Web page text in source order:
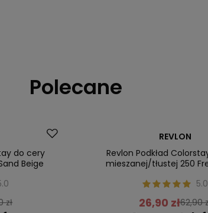
Polecane
do cery
Beige
zł
REVLON
Revlon Podkład
mieszanej/tłustej 250
5.0
26,90 zł62,90